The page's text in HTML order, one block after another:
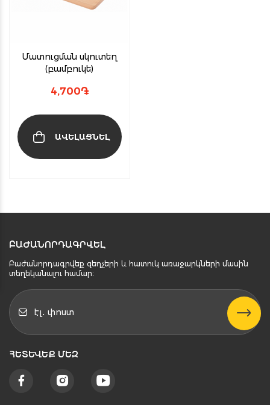
Մատուցման սկուտեղ
(բամբուկե)
4,700֏
ԱՎԵԼԱՑՆԵԼ
ԲԱԺԱՆՈՐԴԱԳՐՎԵԼ
Բաժանորդագրվեք զեղչերի և հատուկ առաջարկների մասին
տեղեկանալու համար։
ՀԵՏԵՒԵՔ ՄԵԶ